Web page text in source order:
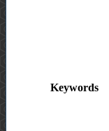
Keywords